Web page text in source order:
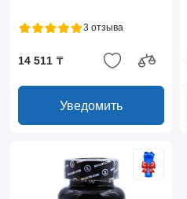
3 отзыва
14 511 ₸
Уведомить